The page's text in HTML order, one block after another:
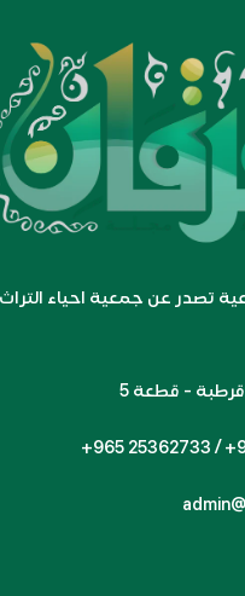
تصدر عن جمعية احياء التراث
- قطعة 5
+965 25362733 /